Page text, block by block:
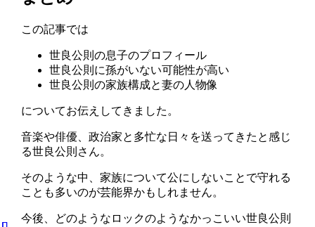
この記事では
世良公則の息子のプロフィール
世良公則に孫がいない可能性が高い
世良公則の家族構成と妻の人物像
についてお伝えしてきました。
音楽や俳優、政治家と多忙な日々を送ってきたと感じ
る世良公則さん。
そのような中、家族について公にしないことで守れる
ことも多いのが芸能界かもしれません。
今後、どのようなロックのようなかっこいい世良公則